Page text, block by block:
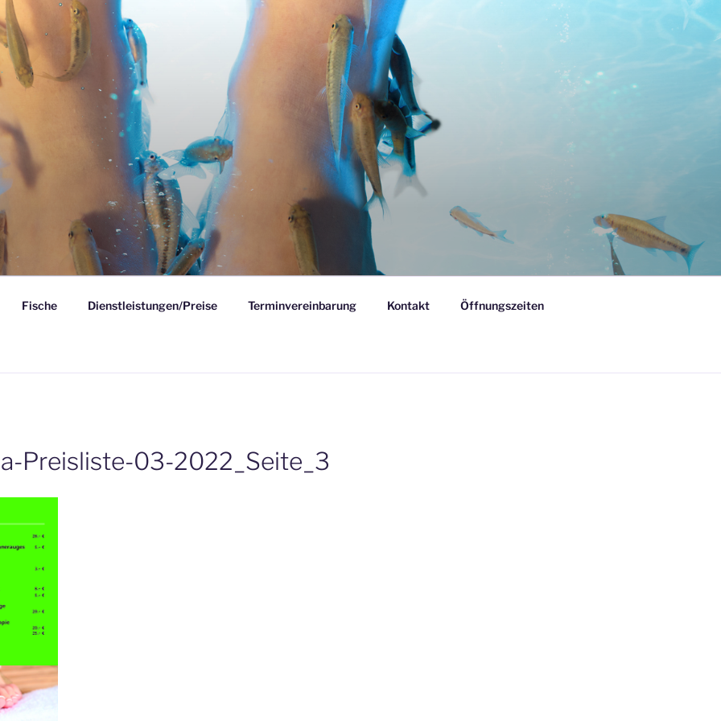
HEIMANN
Fische Dienstleistungen/Preise Terminvereinbarung Kontakt Öffnungszeiten
Preisliste-03-2022_Seite_3